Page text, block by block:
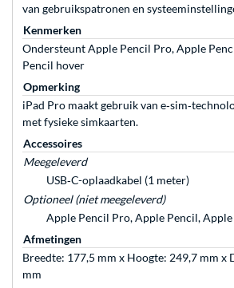
van gebruikspatronen en
Kenmerken
Ondersteunt Apple Pencil Pro, Apple
Pencil hover
Opmerking
iPad Pro maakt gebruik van
met fysieke simkaarten.
Accessoires
Meegeleverd
USB‑C-oplaadkabel (1 meter)
Optioneel (niet meegeleverd)
Apple Pencil Pro, Apple Pencil,
Afmetingen
Breedte: 177,5 mm x Hoogte: 249,7 mm x
mm